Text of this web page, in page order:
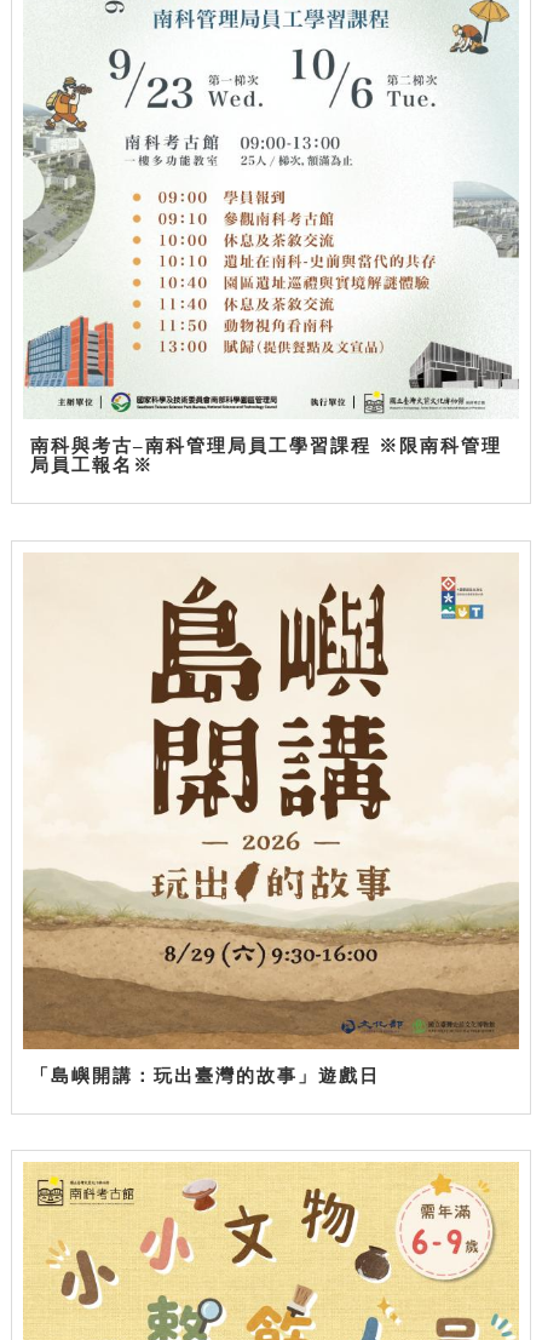
南科與考古–南科管理局員工學習課程 ※限南科管理
局員工報名※
「島嶼開講：玩出臺灣的故事」遊戲日